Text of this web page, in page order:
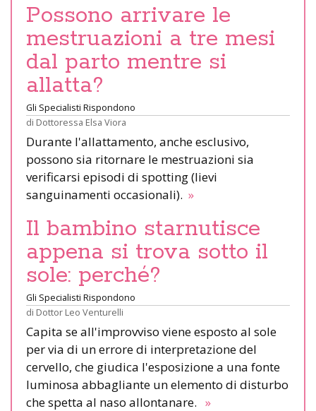
Possono arrivare le
mestruazioni a tre mesi
dal parto mentre si
allatta?
Gli Specialisti Rispondono
di Dottoressa Elsa Viora
Durante l'allattamento, anche esclusivo,
possono sia ritornare le mestruazioni sia
verificarsi episodi di spotting (lievi
sanguinamenti occasionali). »
Il bambino starnutisce
appena si trova sotto il
sole: perché?
Gli Specialisti Rispondono
di Dottor Leo Venturelli
Capita se all'improvviso viene esposto al sole
per via di un errore di interpretazione del
cervello, che giudica l'esposizione a una fonte
luminosa abbagliante un elemento di disturbo
che spetta al naso allontanare. »